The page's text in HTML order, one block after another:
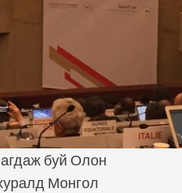
буй Олон
Монгол